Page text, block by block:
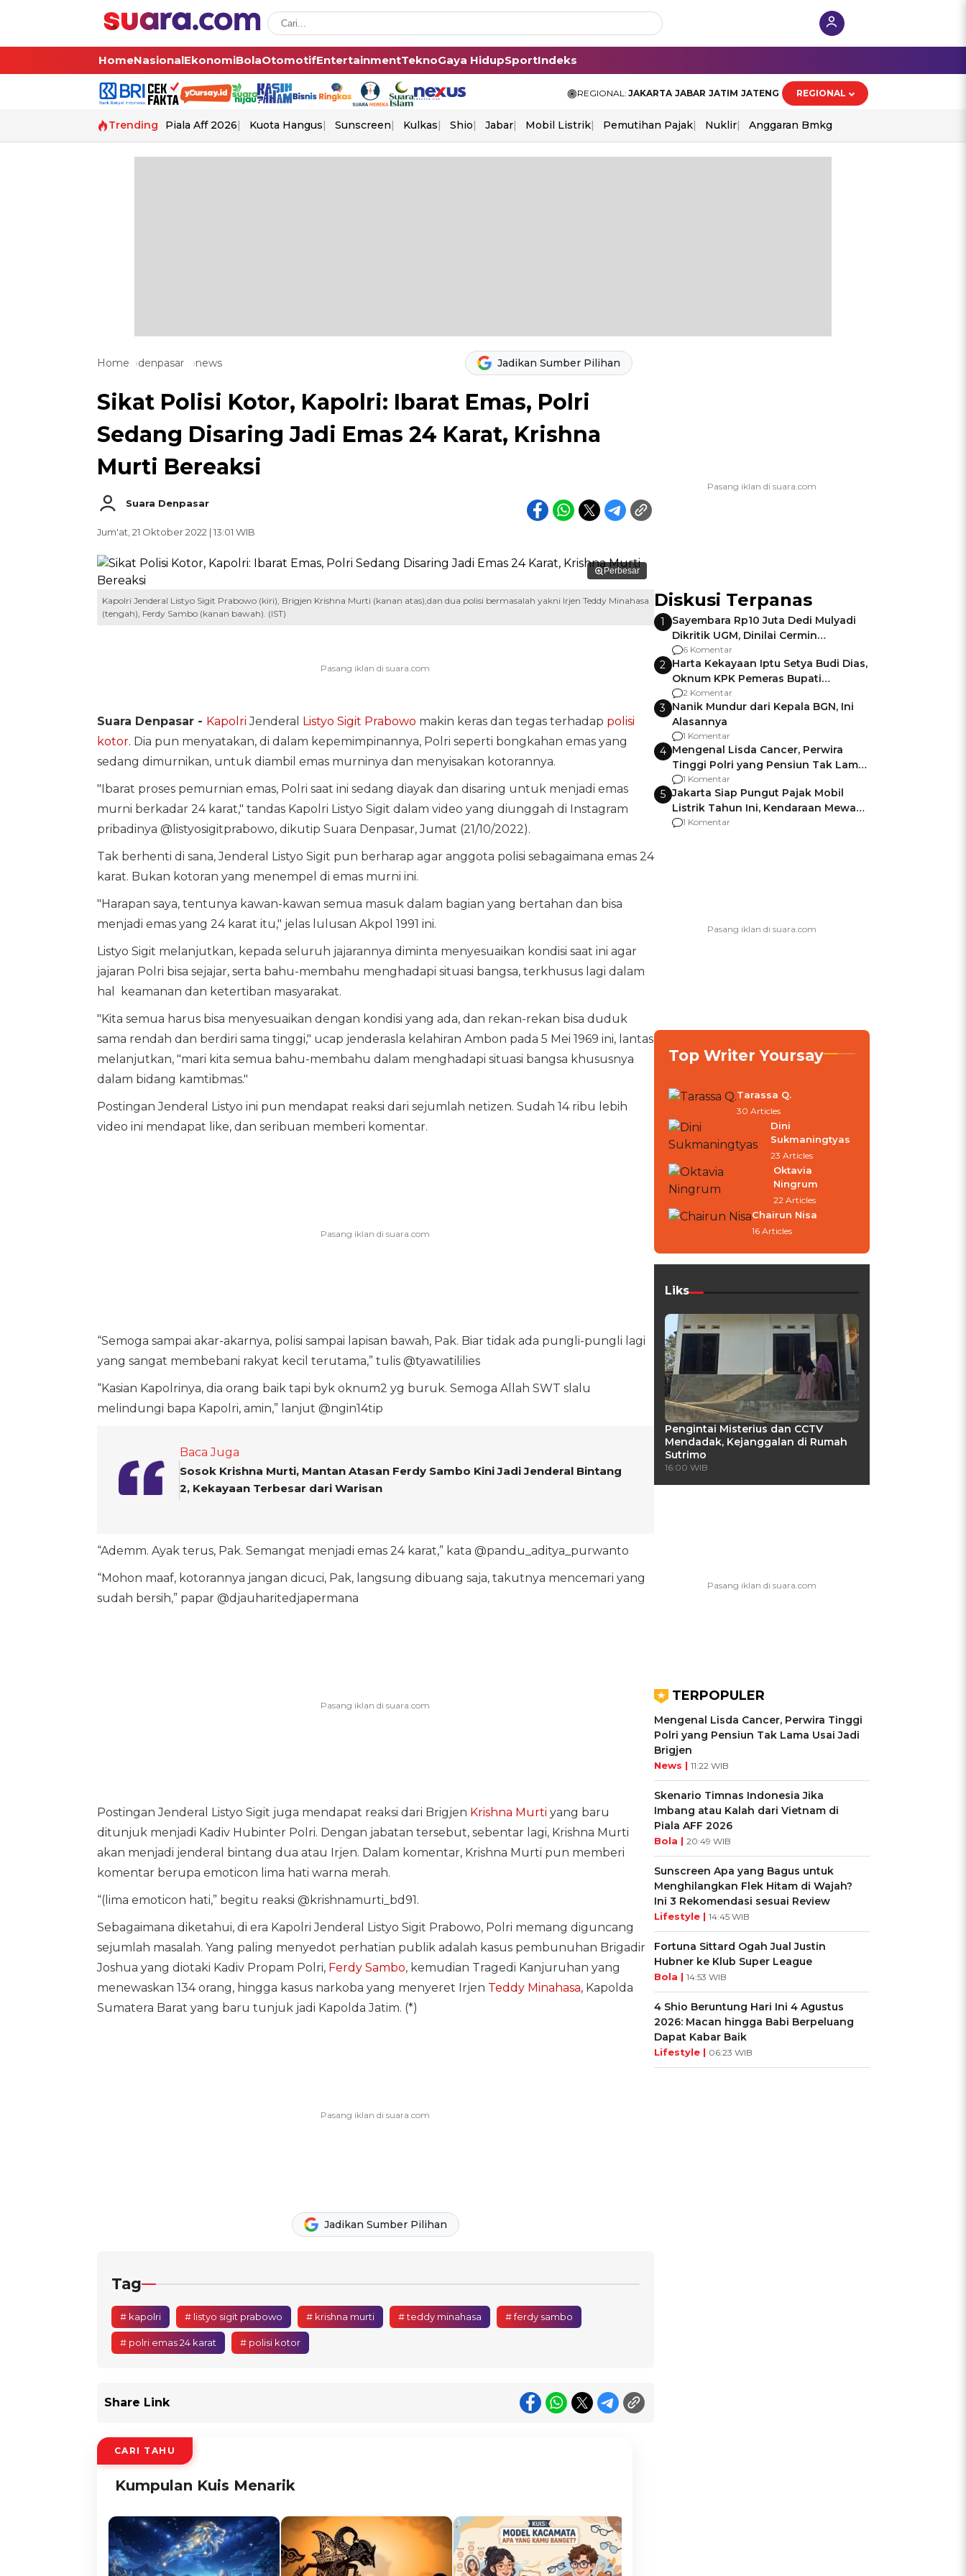
HomeNasionalEkonomiBolaOtomotifEntertainmentTeknoGaya HidupSportIndeks
REGIONAL: JAKARTA JABAR JATIM JATENG REGIONAL
Trending Piala Aff 2026 Kuota Hangus Sunscreen Kulkas Shio Jabar Mobil Listrik Pemutihan Pajak Nuklir Anggaran Bmkg
Home denpasar news Jadikan Sumber Pilihan
Sikat Polisi Kotor, Kapolri: Ibarat Emas, Polri
Sedang Disaring Jadi Emas 24 Karat, Krishna
Murti Bereaksi
Suara Denpasar
Jum'at, 21 Oktober 2022 | 13:01 WIB
Perbesar
Kapolri Jenderal Listyo Sigit Prabowo (kiri), Brigjen Krishna Murti (kanan atas),dan dua polisi bermasalah yakni Irjen Teddy Minahasa
(tengah), Ferdy Sambo (kanan bawah). (IST)
Suara Denpasar - Kapolri Jenderal Listyo Sigit Prabowo makin keras dan tegas terhadap polisi
kotor. Dia pun menyatakan, di dalam kepemimpinannya, Polri seperti bongkahan emas yang
sedang dimurnikan, untuk diambil emas murninya dan menyisakan kotorannya.
"Ibarat proses pemurnian emas, Polri saat ini sedang diayak dan disaring untuk menjadi emas
murni berkadar 24 karat," tandas Kapolri Listyo Sigit dalam video yang diunggah di Instagram
pribadinya @listyosigitprabowo, dikutip Suara Denpasar, Jumat (21/10/2022).
Tak berhenti di sana, Jenderal Listyo Sigit pun berharap agar anggota polisi sebagaimana emas 24
karat. Bukan kotoran yang menempel di emas murni ini.
"Harapan saya, tentunya kawan-kawan semua masuk dalam bagian yang bertahan dan bisa
menjadi emas yang 24 karat itu," jelas lulusan Akpol 1991 ini.
Listyo Sigit melanjutkan, kepada seluruh jajarannya diminta menyesuaikan kondisi saat ini agar
jajaran Polri bisa sejajar, serta bahu-membahu menghadapi situasi bangsa, terkhusus lagi dalam
hal keamanan dan ketertiban masyarakat.
"Kita semua harus bisa menyesuaikan dengan kondisi yang ada, dan rekan-rekan bisa duduk
sama rendah dan berdiri sama tinggi," ucap jenderasla kelahiran Ambon pada 5 Mei 1969 ini, lantas
melanjutkan, "mari kita semua bahu-membahu dalam menghadapi situasi bangsa khususnya
dalam bidang kamtibmas."
Postingan Jenderal Listyo ini pun mendapat reaksi dari sejumlah netizen. Sudah 14 ribu lebih
video ini mendapat like, dan seribuan memberi komentar.
“Semoga sampai akar-akarnya, polisi sampai lapisan bawah, Pak. Biar tidak ada pungli-pungli lagi
yang sangat membebani rakyat kecil terutama,” tulis @tyawatililies
“Kasian Kapolrinya, dia orang baik tapi byk oknum2 yg buruk. Semoga Allah SWT slalu
melindungi bapa Kapolri, amin,” lanjut @ngin14tip
Baca Juga
Sosok Krishna Murti, Mantan Atasan Ferdy Sambo Kini Jadi Jenderal Bintang
2, Kekayaan Terbesar dari Warisan
“Ademm. Ayak terus, Pak. Semangat menjadi emas 24 karat,” kata @pandu_aditya_purwanto
“Mohon maaf, kotorannya jangan dicuci, Pak, langsung dibuang saja, takutnya mencemari yang
sudah bersih,” papar @djauharitedjapermana
Postingan Jenderal Listyo Sigit juga mendapat reaksi dari Brigjen Krishna Murti yang baru
ditunjuk menjadi Kadiv Hubinter Polri. Dengan jabatan tersebut, sebentar lagi, Krishna Murti
akan menjadi jenderal bintang dua atau Irjen. Dalam komentar, Krishna Murti pun memberi
komentar berupa emoticon lima hati warna merah.
“(lima emoticon hati,” begitu reaksi @krishnamurti_bd91.
Sebagaimana diketahui, di era Kapolri Jenderal Listyo Sigit Prabowo, Polri memang diguncang
sejumlah masalah. Yang paling menyedot perhatian publik adalah kasus pembunuhan Brigadir
Joshua yang diotaki Kadiv Propam Polri, Ferdy Sambo, kemudian Tragedi Kanjuruhan yang
menewaskan 134 orang, hingga kasus narkoba yang menyeret Irjen Teddy Minahasa, Kapolda
Sumatera Barat yang baru tunjuk jadi Kapolda Jatim. (*)
Jadikan Sumber Pilihan
Tag
# kapolri # listyo sigit prabowo # krishna murti # teddy minahasa # ferdy sambo
# polri emas 24 karat # polisi kotor
Share Link
CARI TAHU
Kumpulan Kuis Menarik
Diskusi Terpanas
1
Sayembara Rp10 Juta Dedi Mulyadi
Dikritik UGM, Dinilai Cermin
Gagalnya Negara Jamin Keamanan
6 Komentar
2 Harta Kekayaan Iptu Setya Budi Dias,
Oknum KPK Pemeras Bupati
Pemalang
2 Komentar
3 Nanik Mundur dari Kepala BGN, Ini
Alasannya
1 Komentar
4 Mengenal Lisda Cancer, Perwira
Tinggi Polri yang Pensiun Tak Lama
Usai Jadi Brigjen
1 Komentar
5 Jakarta Siap Pungut Pajak Mobil
Listrik Tahun Ini, Kendaraan Mewah
Kena hingga 75% PKB
1 Komentar
Top Writer Yoursay
Tarassa Q.
30 Articles
Dini
Sukmaningtyas
23 Articles
Oktavia
Ningrum
22 Articles
Chairun Nisa
16 Articles
Liks
Pengintai Misterius dan CCTV
Mendadak, Kejanggalan di Rumah
Sutrimo
16:00 WIB
TERPOPULER
Mengenal Lisda Cancer, Perwira Tinggi
Polri yang Pensiun Tak Lama Usai Jadi
Brigjen
News | 11:22 WIB
Skenario Timnas Indonesia Jika
Imbang atau Kalah dari Vietnam di
Piala AFF 2026
Bola | 20:49 WIB
Sunscreen Apa yang Bagus untuk
Menghilangkan Flek Hitam di Wajah?
Ini 3 Rekomendasi sesuai Review
Lifestyle | 14:45 WIB
Fortuna Sittard Ogah Jual Justin
Hubner ke Klub Super League
Bola | 14:53 WIB
4 Shio Beruntung Hari Ini 4 Agustus
2026: Macan hingga Babi Berpeluang
Dapat Kabar Baik
Lifestyle | 06:23 WIB